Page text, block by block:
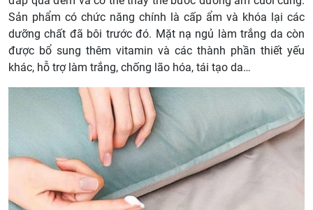
Sản phẩm có chức năng chính là cấp ẩm và khóa lại các
dưỡng chất đã bôi trước đó. Mặt nạ ngủ làm trắng da còn
được bổ sung thêm vitamin và các thành phần thiết yếu
khác, hỗ trợ làm trắng, chống lão hóa, tái tạo da…